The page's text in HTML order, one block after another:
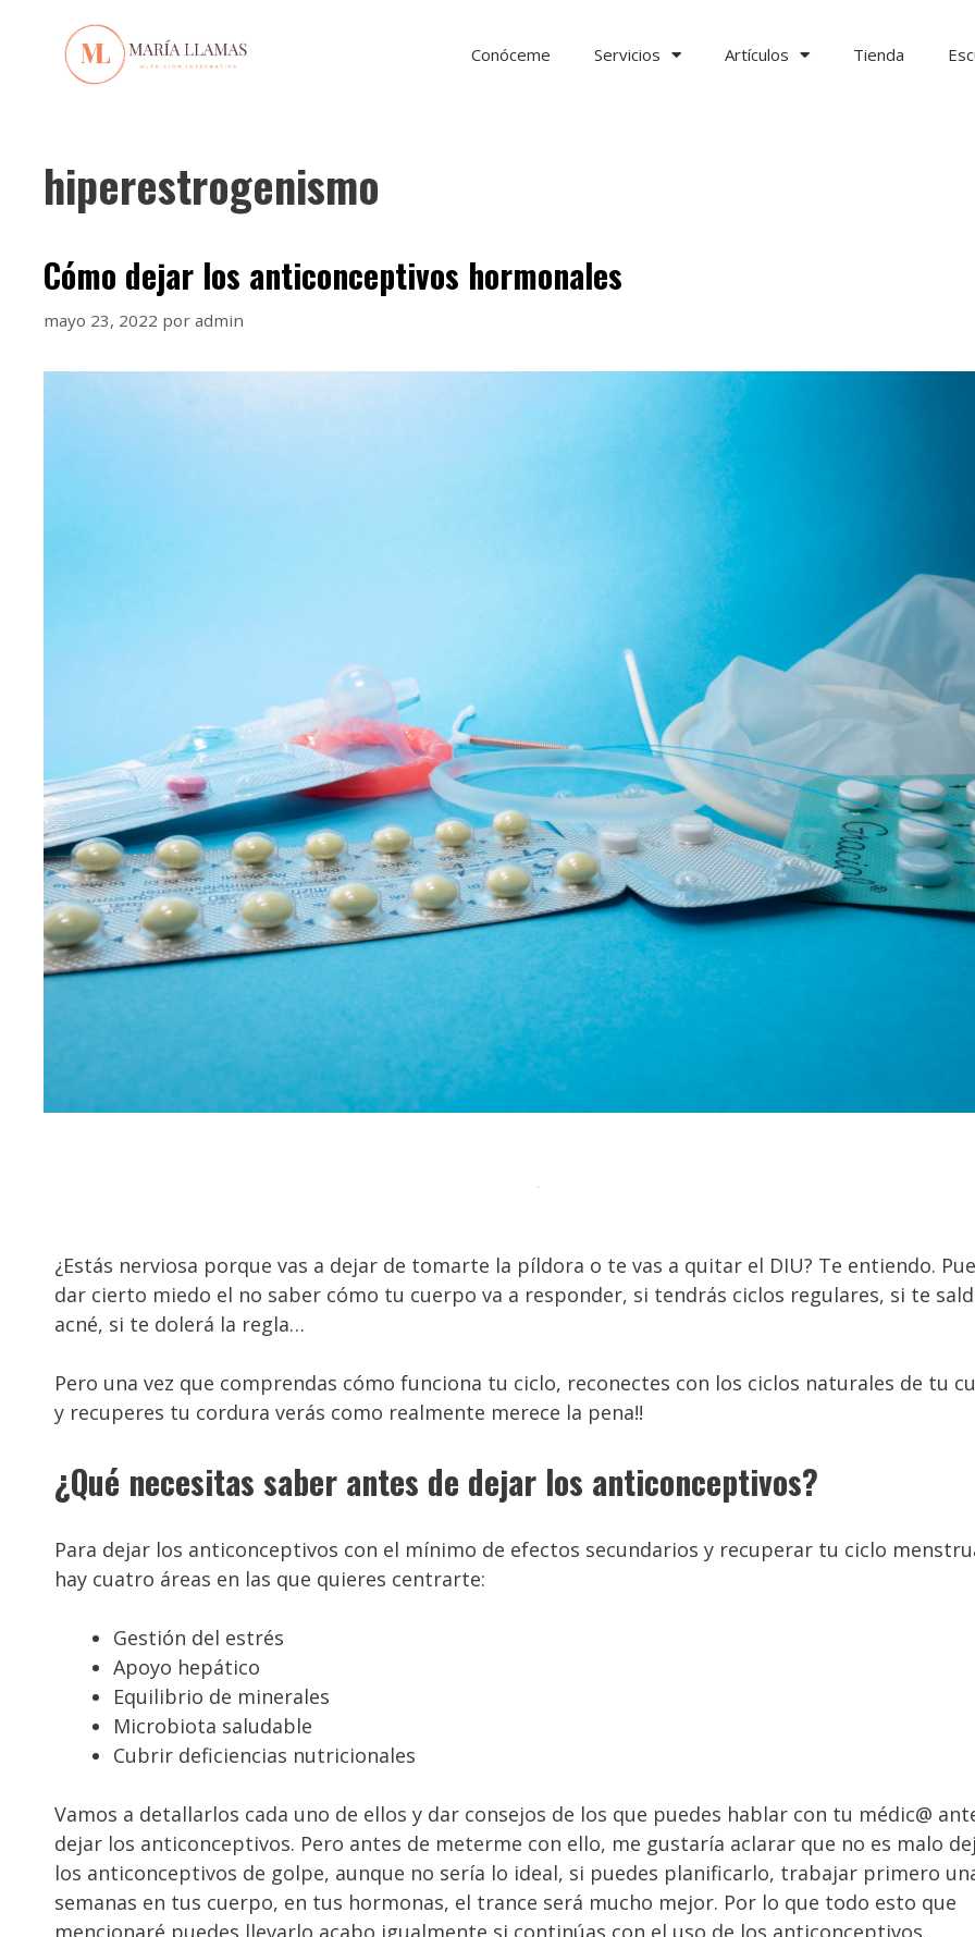
Conóceme Servicios Artículos Tienda
hiperestrogenismo
Cómo dejar los anticonceptivos hormonales
mayo 23, 2022 por admin
¿Estás nerviosa porque vas a dejar de tomarte la píldora o te vas a quitar el DIU? Te entiendo.
dar cierto miedo el no saber cómo tu cuerpo va a responder, si tendrás ciclos regulares, si te
acné, si te dolerá la regla…
Pero una vez que comprendas cómo funciona tu ciclo, reconectes con los ciclos naturales de tu
y recuperes tu cordura verás como realmente merece la pena!!
¿Qué necesitas saber antes de dejar los anticonceptivos?
Para dejar los anticonceptivos con el mínimo de efectos secundarios y recuperar tu ciclo
hay cuatro áreas en las que quieres centrarte:
Gestión del estrés
Apoyo hepático
Equilibrio de minerales
Microbiota saludable
Cubrir deficiencias nutricionales
Vamos a detallarlos cada uno de ellos y dar consejos de los que puedes hablar con tu médic@
dejar los anticonceptivos. Pero antes de meterme con ello, me gustaría aclarar que no es malo
los anticonceptivos de golpe, aunque no sería lo ideal, si puedes planificarlo, trabajar primero
semanas en tus cuerpo, en tus hormonas, el trance será mucho mejor. Por lo que todo esto que